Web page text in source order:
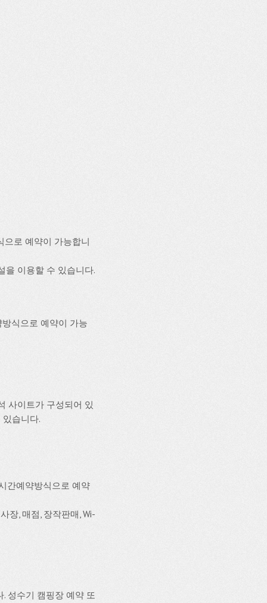
으로 예약이 가능합니
을 이용할 수 있습니다.
식으로 예약이 가능
사이트가 구성되어 있
있습니다.
간예약방식으로 예약
장, 매점, 장작판매, Wi-
성수기 캠핑장 예약 또